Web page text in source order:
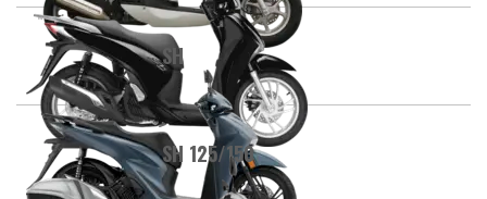
SH
SH 125/150